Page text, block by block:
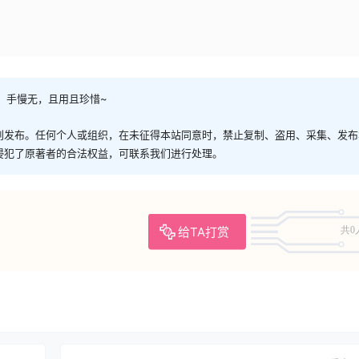
手慢无，且用且珍惜~
布。任何个人或组织，在未征得本站同意时，禁止复制、盗用、采集、发
了原著者的合法权益，可联系我们进行处理。
给TA打赏 共0